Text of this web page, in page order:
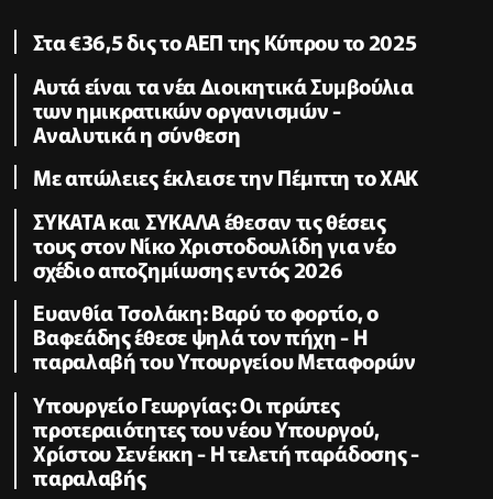
Στα €36,5 δις το ΑΕΠ της Κύπρου το 2025
Αυτά είναι τα νέα Διοικητικά Συμβούλια
των ημικρατικών οργανισμών -
Αναλυτικά η σύνθεση
Με απώλειες έκλεισε την Πέμπτη το ΧΑΚ
ΣΥΚΑΤΑ και ΣΥΚΑΛΑ έθεσαν τις θέσεις
τους στον Νίκο Χριστοδουλίδη για νέο
σχέδιο αποζημίωσης εντός 2026
Ευανθία Τσολάκη: Βαρύ το φορτίο, ο
Βαφεάδης έθεσε ψηλά τον πήχη - Η
παραλαβή του Υπουργείου Μεταφορών
Υπουργείο Γεωργίας: Οι πρώτες
προτεραιότητες του νέου Υπουργού,
Χρίστου Σενέκκη - Η τελετή παράδοσης -
παραλαβής